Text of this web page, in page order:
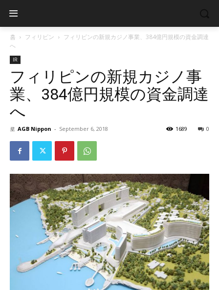
홈 フィリピン
フィリピンの新規カジノ事業、384億円規模の資金調達
へ
IR
フィリピンの新規カジノ事
業、384億円規模の資金調達
へ
로 AGB Nippon - September 6, 2018 0
1689